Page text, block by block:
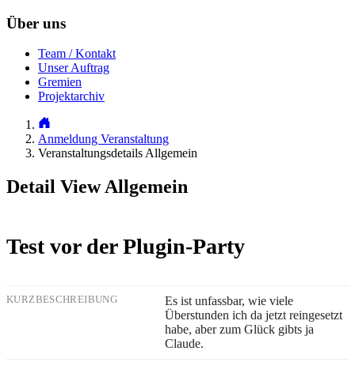
Über uns
Team / Kontakt
Unser Auftrag
Gremien
Projektarchiv
Anmeldung Veranstaltung
Veranstaltungsdetails Allgemein
Detail View Allgemein
Test vor der Plugin-Party
KURZBESCHREIBUNG
Es ist unfassbar, wie viele
Überstunden ich da jetzt reingesetzt
habe, aber zum Glück gibts ja
Claude.